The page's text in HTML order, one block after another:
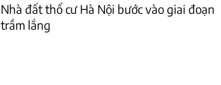
Nhà đất thổ cư Hà Nội bước vào giai đoạn
trầm lắng